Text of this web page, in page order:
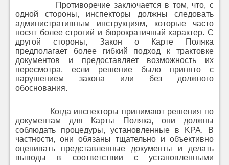
Противоречие заключается в том, что, с
одной стороны, инспекторы должны следовать
административным инструкциям, которые часто
носят более строгий и бюрократичный характер. С
другой стороны, Закон о Карте Поляка
предполагает более гибкий подход к трактовке
документов и предоставляет возможность их
пересмотра, если решение было принято с
нарушением закона или без должного
обоснования.
Когда инспекторы принимают решения по
документам для Карты Поляка, они должны
соблюдать процедуры, установленные в KPA. В
частности, они обязаны тщательно и объективно
оценивать представленные документы и делать
выводы в соответствии с установленными